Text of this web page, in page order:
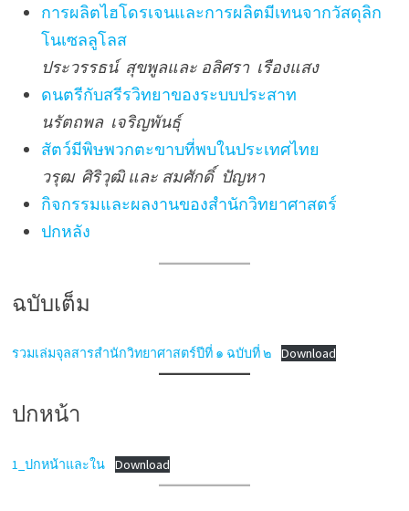
การผลิตไฮโดรเจนและการผลิตมีเทนจากวัสดุลิก
โนเซลลูโลส
ประวรรธน์ สุขพูลและ อลิศรา เรืองแสง
ดนตรีกับสรีรวิทยาของระบบประสาท
นรัตถพล เจริญพันธุ์
สัตว์มีพิษพวกตะขาบที่พบในประเทศไทย
วรุฒ ศิริวุฒิ และ สมศักดิ์ ปัญหา
กิจกรรมและผลงานของสำนักวิทยาศาสตร์
ปกหลัง
ฉบับเต็ม
รวมเล่มจุลสารสำนักวิทยาศาสตร์ปีที่ ๑ ฉบับที่ ๒ Download
ปกหน้า
1_ปกหน้าและใน Download